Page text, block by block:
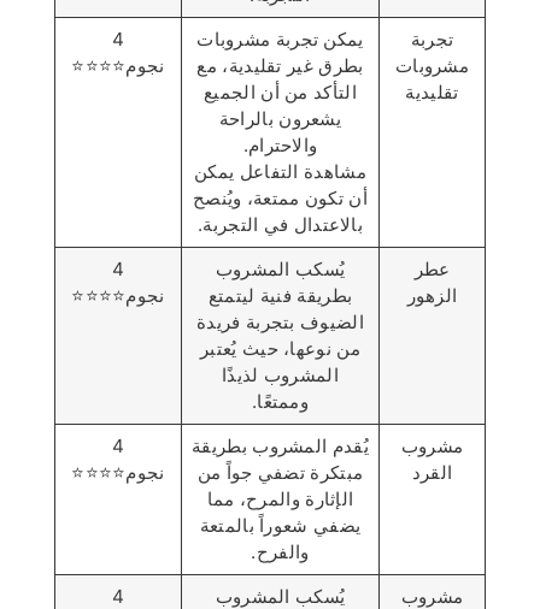
تجربة
مشروبات
تقليدية
يمكن تجربة مشروبات
بطرق غير تقليدية، مع
التأكد من أن الجميع
يشعرون بالراحة
والاحترام.
مشاهدة التفاعل يمكن
أن تكون ممتعة، ويُنصح
بالاعتدال في التجربة.
4
نجوم⭐️⭐️⭐️⭐️
عطر
الزهور
يُسكب المشروب
بطريقة فنية ليتمتع
الضيوف بتجربة فريدة
من نوعها، حيث يُعتبر
المشروب لذيذًا
وممتعًا.
4
نجوم⭐️⭐️⭐️⭐️
مشروب
القرد
يُقدم المشروب بطريقة
مبتكرة تضفي جواً من
الإثارة والمرح، مما
يضفي شعوراً بالمتعة
والفرح.
4
نجوم⭐️⭐️⭐️⭐️
مشروب
يُسكب المشروب
4